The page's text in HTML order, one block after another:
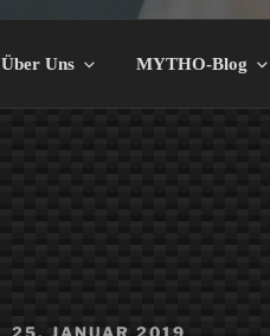
Über Uns MYTHO-Blog
VERÖFFENTLICHT